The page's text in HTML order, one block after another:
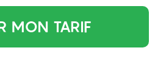
MON TARIF